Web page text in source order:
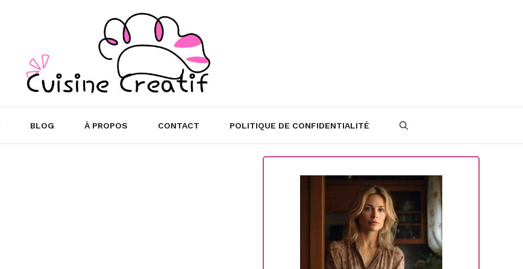
BLOG À PROPOS CONTACT POLITIQUE DE CONFIDENTIALITÉ